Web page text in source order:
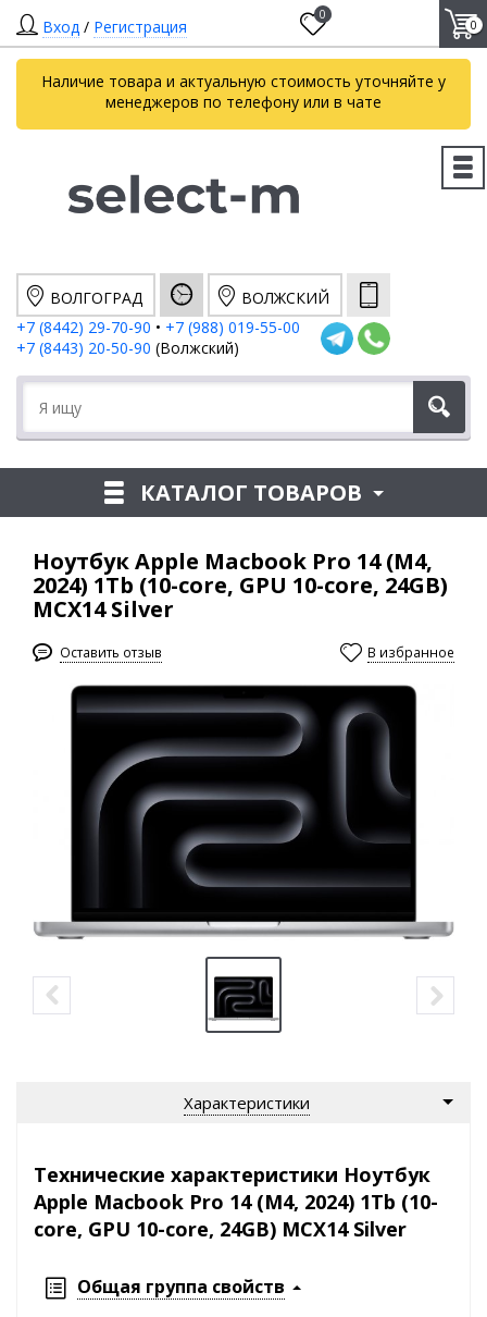
Вход / Регистрация
0
0
Наличие товара и актуальную стоимость уточняйте у
менеджеров по телефону или в чате
ВОЛГОГРАД
ВОЛЖСКИЙ
+7 (8442) 29-70-90 • +7 (988) 019-55-00
+7 (8443) 20-50-90 (Волжский)
КАТАЛОГ ТОВАРОВ
Ноутбук Apple Macbook Pro 14 (M4,
2024) 1Tb (10-core, GPU 10-core, 24GB)
MCX14 Silver
Оставить отзыв В избранное
Характеристики
Технические характеристики Ноутбук
Apple Macbook Pro 14 (M4, 2024) 1Tb (10-
core, GPU 10-core, 24GB) MCX14 Silver
Общая группа свойств